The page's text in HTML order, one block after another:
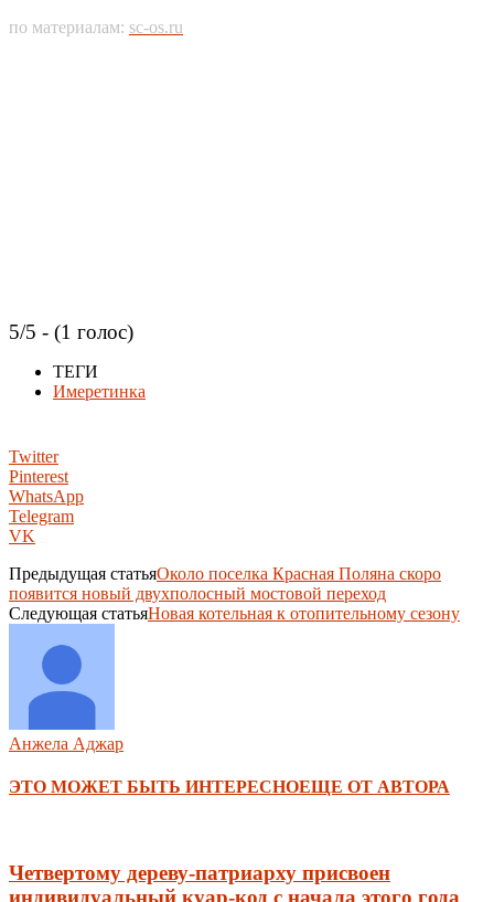
по материалам: sc-os.ru
5/5 - (1 голос)
ТЕГИ
Имеретинка
Twitter
Pinterest
WhatsApp
Telegram
VK
Предыдущая статьяОколо поселка Красная Поляна скоро
появится новый двухполосный мостовой переход
Следующая статьяНовая котельная к отопительному сезону
Анжела Аджар
ЭТО МОЖЕТ БЫТЬ ИНТЕРЕСНОЕЩЕ ОТ АВТОРА
Четвертому дереву-патриарху присвоен
индивидуальный куар-код с начала этого года